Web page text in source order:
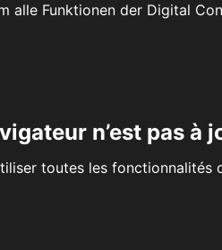
alle Funktionen der Digital
n’est pas à
toutes les fonctionnalités